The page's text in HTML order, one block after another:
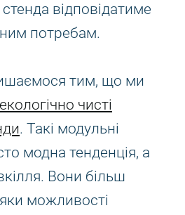
відповідатиме
потребам.
тим, що ми
екологічно чисті
. Такі модульні
модна тенденція, а
Вони більш
можливості